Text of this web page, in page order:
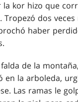
kor hizo que
Tropezó dos
haber
de la
en la arboleda,
Las ramas le